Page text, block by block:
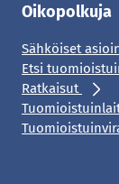
Oikopolkuja
Sähköiset
Etsi
Ratkaisut